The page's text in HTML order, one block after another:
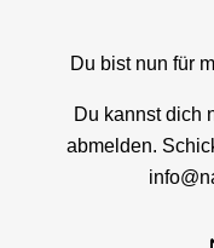
Du bist nun für
Du kannst dich
abmelden.